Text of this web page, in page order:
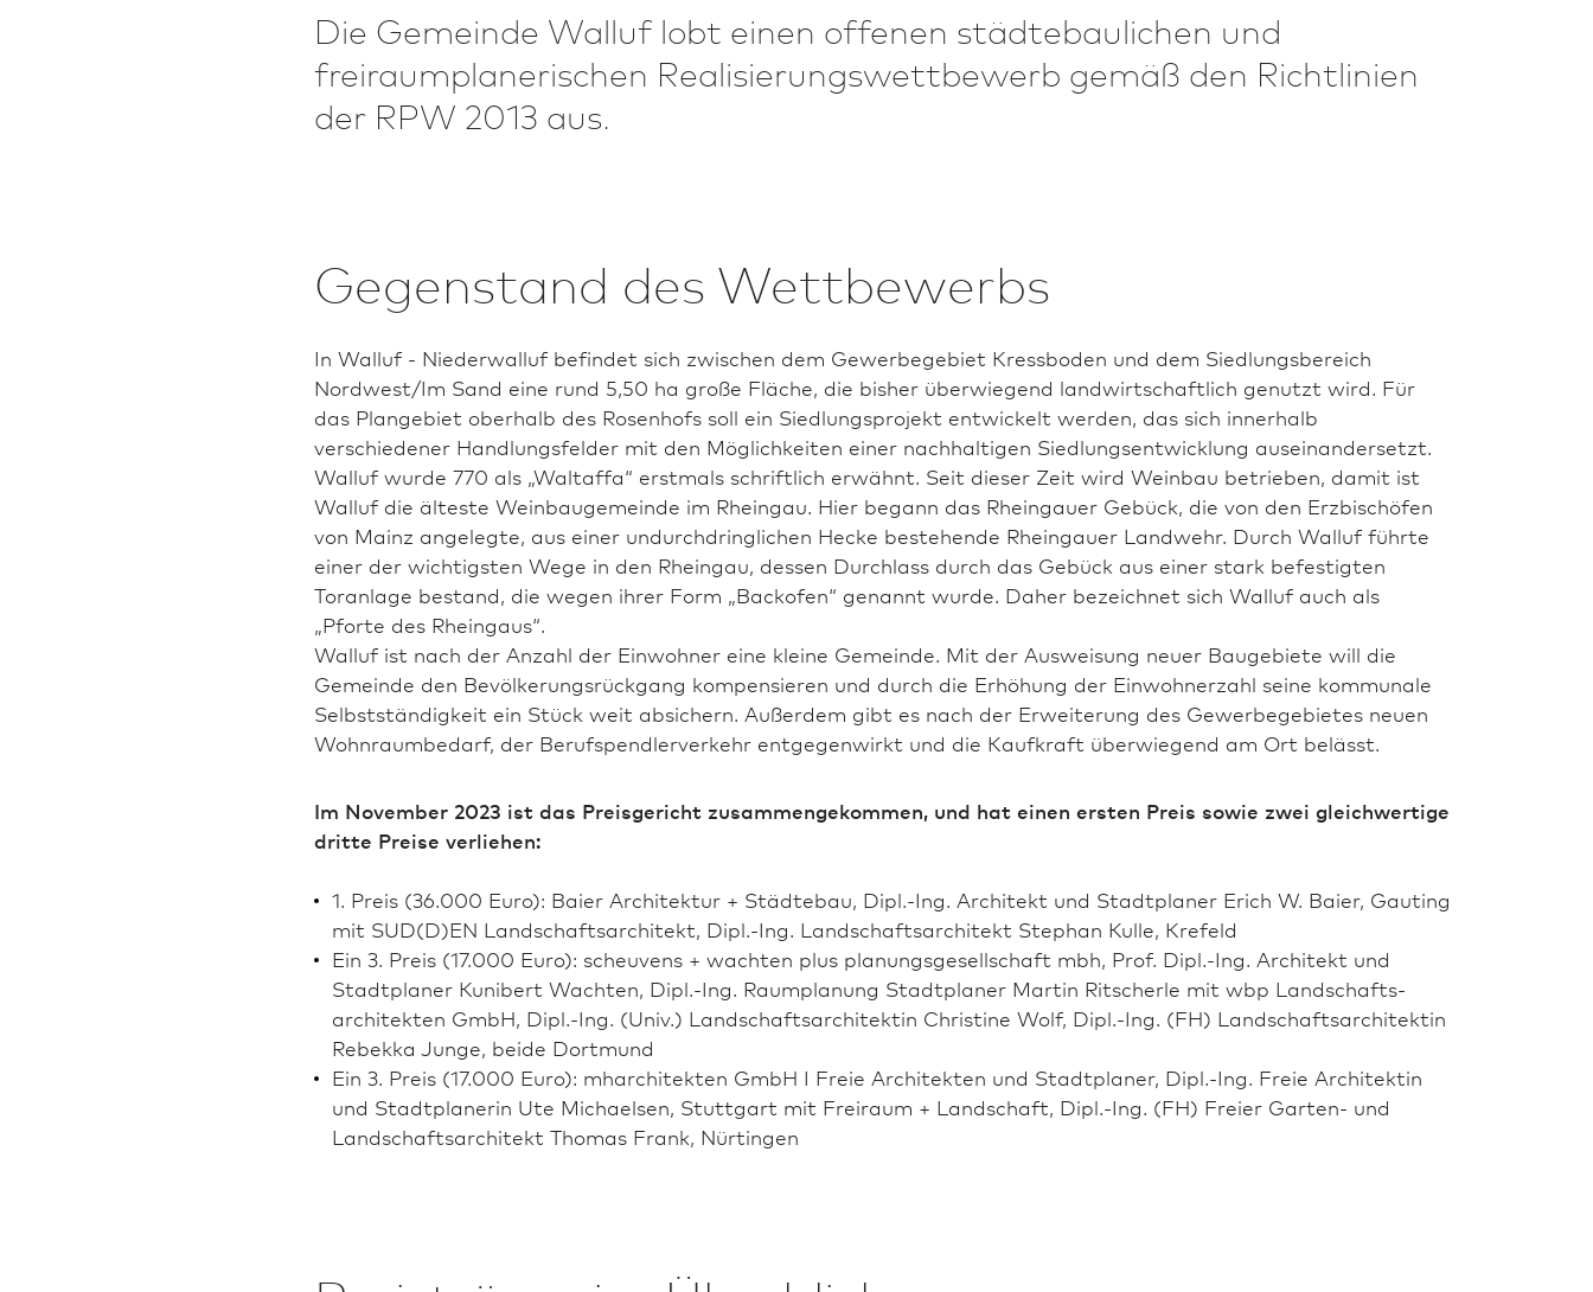
Die Gemeinde Walluf lobt einen offenen städte­bau­lichen und
freiraumplanerischen Realisierungs­wett­bewerb gemäß den Richt­linien
der RPW 2013 aus.
Gegenstand des Wettbewerbs
In Walluf - Niederwalluf befindet sich zwischen dem Gewerbegebiet Kressboden und dem Siedlungsbereich
Nordwest/Im Sand eine rund 5,50 ha große Fläche, die bisher überwiegend land­wirt­schaft­lich genutzt wird. Für
das Plangebiet oberhalb des Rosenhofs soll ein Siedlungsprojekt entwickelt werden, das sich innerhalb
verschiedener Handlungsfelder mit den Möglichkeiten einer nach­haltigen Siedlungsentwicklung auseinandersetzt.
Walluf wurde 770 als „Waltaffa“ erstmals schriftlich erwähnt. Seit dieser Zeit wird Weinbau betrieben, damit ist
Walluf die älteste Weinbaugemeinde im Rheingau. Hier begann das Rheingauer Gebück, die von den Erzbischöfen
von Mainz angelegte, aus einer undurchdringlichen Hecke bestehende Rheingauer Landwehr. Durch Walluf führte
einer der wichtigsten Wege in den Rheingau, dessen Durchlass durch das Gebück aus einer stark befestigten
Toranlage bestand, die wegen ihrer Form „Backofen“ genannt wurde. Daher bezeichnet sich Walluf auch als
„Pforte des Rheingaus“.
Walluf ist nach der Anzahl der Einwohner eine kleine Gemeinde. Mit der Ausweisung neuer Baugebiete will die
Gemeinde den Bevölkerungsrückgang kompensieren und durch die Erhöhung der Einwohnerzahl seine kommunale
Selbstständigkeit ein Stück weit absichern. Außerdem gibt es nach der Erweiterung des Gewerbegebietes neuen
Wohnraumbedarf, der Berufspendlerverkehr entgegenwirkt und die Kaufkraft überwiegend am Ort belässt.
Im November 2023 ist das Preisgericht zusammengekommen, und hat einen ersten Preis sowie zwei gleichwertige
dritte Preise verliehen:
1. Preis (36.000 Euro): Baier Archi­tektur + Städtebau, Dipl.-Ing. Architekt und Stadt­planer Erich W. Baier, Gauting
mit SUD(D)EN Landschafts­architekt, Dipl.-Ing. Landschafts­architekt Stephan Kulle, Krefeld
Ein 3. Preis (17.000 Euro): scheuvens + wachten plus planungsgesellschaft mbh, Prof. Dipl.-Ing. Architekt und
Stadt­planer Kunibert Wachten, Dipl.-Ing. Raumplanung Stadt­planer Martin Ritscherle mit wbp Landschafts­
architekten GmbH, Dipl.-Ing. (Univ.) Landschafts­architektin Christine Wolf, Dipl.-Ing. (FH) Landschafts­architektin
Rebekka Junge, beide Dortmund
Ein 3. Preis (17.000 Euro): mharchitekten GmbH I Freie Architekten und Stadt­planer, Dipl.-Ing. Freie Architekt­in
und Stadt­planerin Ute Michaelsen, Stuttgart mit Freiraum + Landschaft, Dipl.-Ing. (FH) Freier Garten- und
Landschafts­architekt Thomas Frank, Nürtingen